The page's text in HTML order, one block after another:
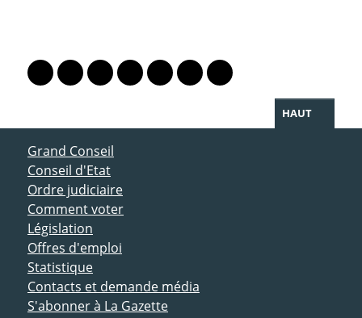
Lien vers le profil Mastodon
Lien vers le profil Bluesky
Lien vers le profil Instagram
Lien vers le profil Linkedin
Lien vers le profil Facebook
Lien vers le profil Twitter
Partager par WhatsApp
HAUT
ACCÈS DIRECT
Grand Conseil
Conseil d'Etat
Ordre judiciaire
Comment voter
Législation
Offres d'emploi
Statistique
Contacts et demande média
S'abonner à La Gazette